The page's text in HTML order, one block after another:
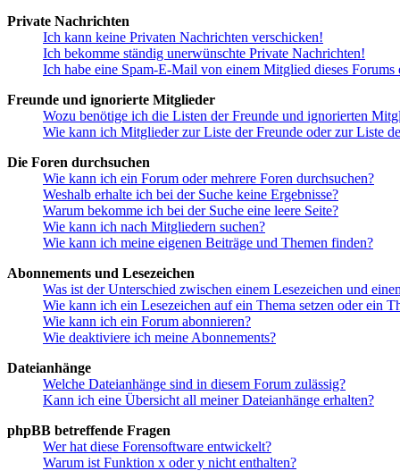
Private Nachrichten
Ich kann keine Privaten Nachrichten verschicken!
Ich bekomme ständig unerwünschte Private Nachrichten!
Ich habe eine Spam-E-Mail von einem Mitglied dieses Forums
Freunde und ignorierte Mitglieder
Wozu benötige ich die Listen der Freunde und ignorierten
Wie kann ich Mitglieder zur Liste der Freunde oder zur Liste
Die Foren durchsuchen
Wie kann ich ein Forum oder mehrere Foren durchsuchen?
Weshalb erhalte ich bei der Suche keine Ergebnisse?
Warum bekomme ich bei der Suche eine leere Seite?
Wie kann ich nach Mitgliedern suchen?
Wie kann ich meine eigenen Beiträge und Themen finden?
Abonnements und Lesezeichen
Was ist der Unterschied zwischen einem Lesezeichen und
Wie kann ich ein Lesezeichen auf ein Thema setzen oder ein
Wie kann ich ein Forum abonnieren?
Wie deaktiviere ich meine Abonnements?
Dateianhänge
Welche Dateianhänge sind in diesem Forum zulässig?
Kann ich eine Übersicht all meiner Dateianhänge erhalten?
phpBB betreffende Fragen
Wer hat diese Forensoftware entwickelt?
Warum ist Funktion x oder y nicht enthalten?